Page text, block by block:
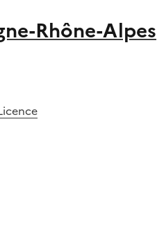
Rhône-Alpes